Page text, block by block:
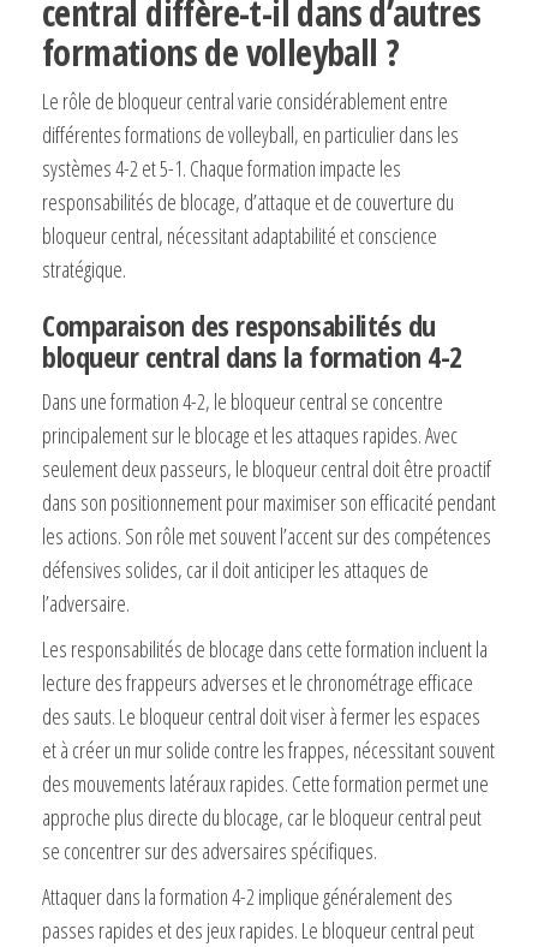
central diffère-t-il dans d’autres
formations de volleyball ?
Le rôle de bloqueur central varie considérablement entre
différentes formations de volleyball, en particulier dans les
systèmes 4-2 et 5-1. Chaque formation impacte les
responsabilités de blocage, d’attaque et de couverture du
bloqueur central, nécessitant adaptabilité et conscience
stratégique.
Comparaison des responsabilités du
bloqueur central dans la formation 4-2
Dans une formation 4-2, le bloqueur central se concentre
principalement sur le blocage et les attaques rapides. Avec
seulement deux passeurs, le bloqueur central doit être proactif
dans son positionnement pour maximiser son efficacité pendant
les actions. Son rôle met souvent l’accent sur des compétences
défensives solides, car il doit anticiper les attaques de
l’adversaire.
Les responsabilités de blocage dans cette formation incluent la
lecture des frappeurs adverses et le chronométrage efficace
des sauts. Le bloqueur central doit viser à fermer les espaces
et à créer un mur solide contre les frappes, nécessitant souvent
des mouvements latéraux rapides. Cette formation permet une
approche plus directe du blocage, car le bloqueur central peut
se concentrer sur des adversaires spécifiques.
Attaquer dans la formation 4-2 implique généralement des
passes rapides et des jeux rapides. Le bloqueur central peut